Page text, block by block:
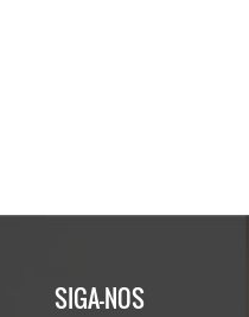
SIGA-NOS